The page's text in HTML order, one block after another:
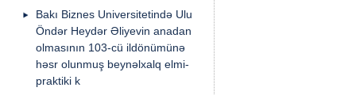
Bakı Biznes Universitetində Ulu
Öndər Heydər Əliyevin anadan
olmasının 103-cü ildönümünə
həsr olunmuş beynəlxalq elmi-
praktiki k